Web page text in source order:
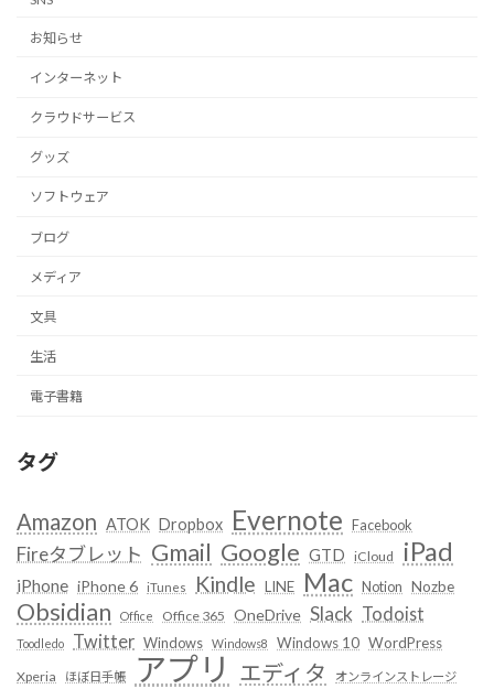
お知らせ
インターネット
クラウドサービス
グッズ
ソフトウェア
ブログ
メディア
文具
生活
電子書籍
タグ
Amazon ATOK Dropbox Evernote Facebook
Fireタブレット Gmail Google GTD iCloud iPad
iPhone iPhone 6 iTunes Kindle LINE Mac Notion Nozbe
Obsidian Office Office 365 OneDrive Slack Todoist
Toodledo Twitter Windows Windows8 Windows 10 WordPress
Xperia ほぼ日手帳 アプリ エディタ オンラインストレージ